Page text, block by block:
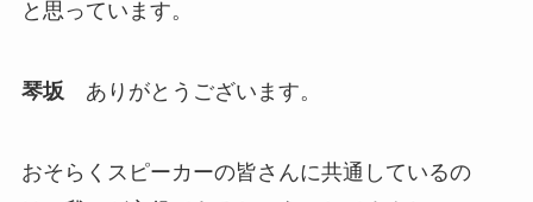
と思っています。
琴坂ありがとうございます。
おそらくスピーカーの皆さんに共通しているの